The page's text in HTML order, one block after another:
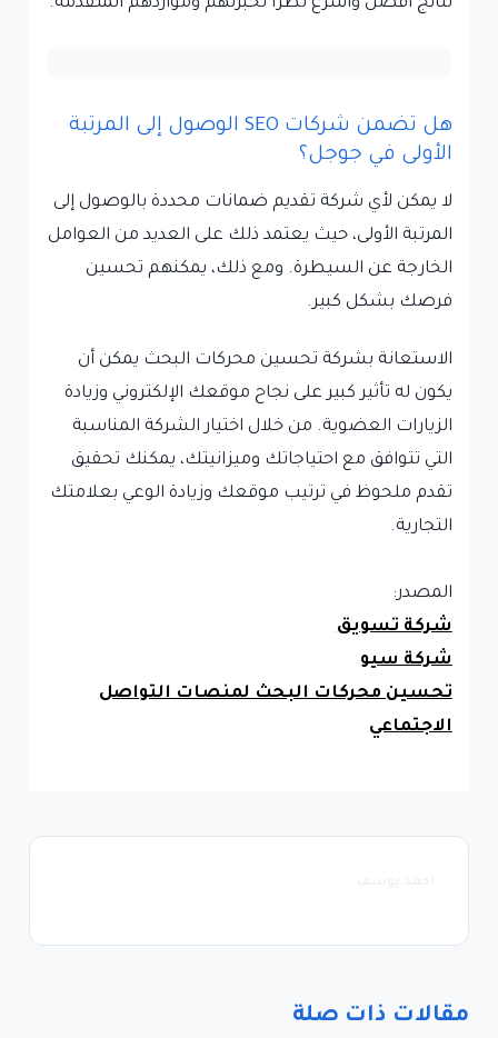
هل تضمن شركات SEO الوصول إلى المرتبة
الأولى في جوجل؟
لا يمكن لأي شركة تقديم ضمانات محددة بالوصول إلى
المرتبة الأولى، حيث يعتمد ذلك على العديد من العوامل
الخارجة عن السيطرة. ومع ذلك، يمكنهم تحسين
فرصك بشكل كبير.
الاستعانة بشركة تحسين محركات البحث يمكن أن
يكون له تأثير كبير على نجاح موقعك الإلكتروني وزيادة
الزيارات العضوية. من خلال اختيار الشركة المناسبة
التي تتوافق مع احتياجاتك وميزانيتك، يمكنك تحقيق
تقدم ملحوظ في ترتيب موقعك وزيادة الوعي بعلامتك
التجارية.
المصدر:
شركة تسويق
شركة سيو
تحسين محركات البحث لمنصات التواصل
الاجتماعي
مقالات ذات صلة